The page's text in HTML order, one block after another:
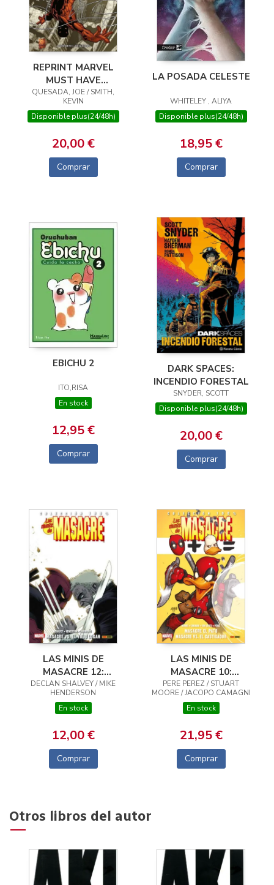
REPRINT MARVEL
MUST HAVE
DAREDEVIL: DIABLO
GUARDIÁN
QUESADA, JOE / SMITH,
KEVIN
Disponible plus(24/48h)
20,00 €
Comprar
LA POSADA CELESTE
WHITELEY , ALIYA
Disponible plus(24/48h)
18,95 €
Comprar
EBICHU 2
ITO,RISA
En stock
12,95 €
Comprar
DARK SPACES:
INCENDIO FORESTAL
SNYDER, SCOTT
Disponible plus(24/48h)
20,00 €
Comprar
LAS MINIS DE
MASACRE 12:
MASACRE VS EL VIEJO
LOGAN
DECLAN SHALVEY / MIKE
HENDERSON
En stock
12,00 €
Comprar
LAS MINIS DE
MASACRE 10:
MASACRE EL PATO /
MASACRE
PERE PEREZ / STUART
MOORE / JACOPO CAMAGNI
En stock
21,95 €
Comprar
Otros libros del autor